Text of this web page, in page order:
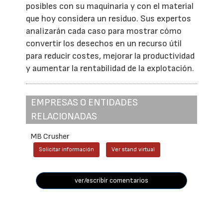
posibles con su maquinaria y con el material
que hoy considera un residuo. Sus expertos
analizarán cada caso para mostrar cómo
convertir los desechos en un recurso útil
para reducir costes, mejorar la productividad
y aumentar la rentabilidad de la explotación.
EMPRESAS O ENTIDADES
RELACIONADAS
MB Crusher
Solicitar información Ver stand virtual
ver/escribir comentarios